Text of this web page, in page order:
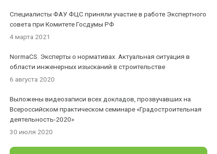
Специалисты ФАУ ФЦС приняли участие в работе Экспертного
совета при Комитете Госдумы РФ
4 марта 2021
NormaCS. Эксперты о нормативах. Актуальная ситуация в
области инженерных изысканий в строительстве
6 августа 2020
Выложены видеозаписи всех докладов, прозвучавших на
Всероссийском практическом семинаре «Градостроительная
деятельность-2020»
30 июля 2020